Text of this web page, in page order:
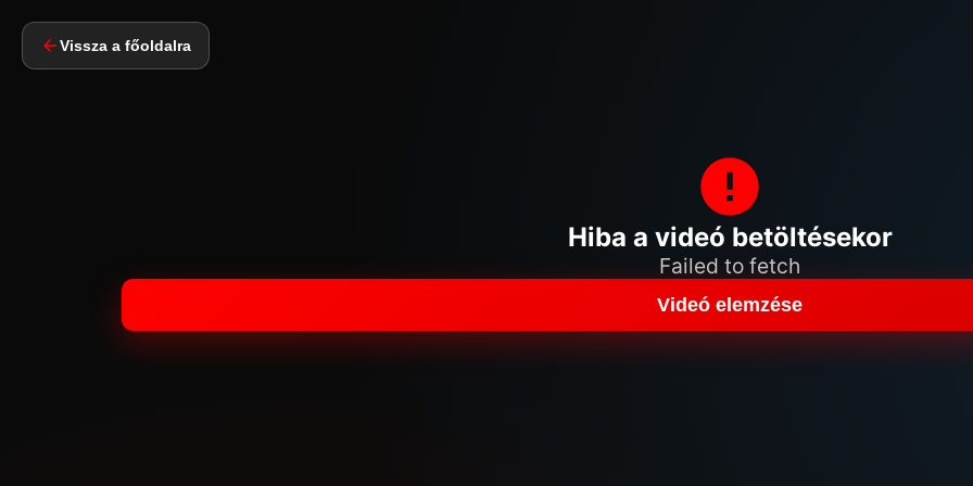
Vissza a főoldalra
Hiba a videó betöltésekor
Failed to fetch
Videó elemzése